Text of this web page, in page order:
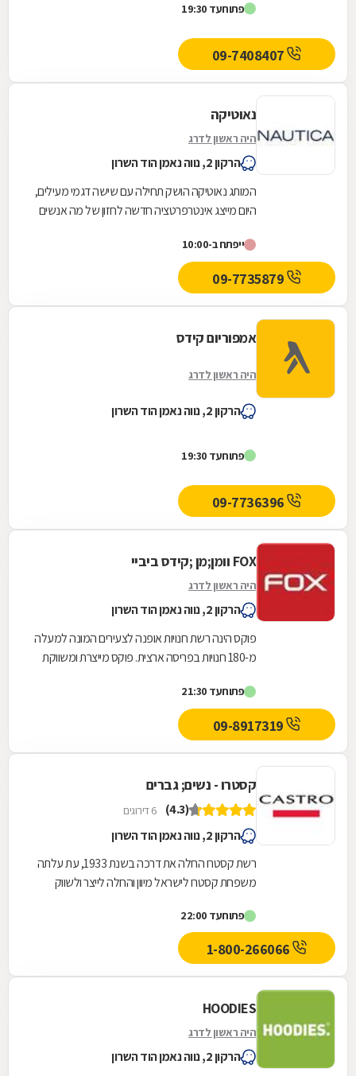
פתוחעד 19:30
09-7408407
נאוטיקה
היה ראשון לדרג
הרקון 2, נווה נאמן הוד השרון
המותג נאוטיקה הושק תחילה עם שישה דגמי מעילים,
היום מייצג אינטרפרטציה חדשה לחזון של מה אנשים
ייפתח ב-10:00
אמפוריום קידס
היה ראשון לדרג
הרקון 2, נווה נאמן הוד השרון
פתוחעד 19:30
09-7736396
FOX וומן;מן ;קידס ביביי
היה ראשון לדרג
הרקון 2, נווה נאמן הוד השרון
פוקס הינה רשת חנויות אופנה לצעירים המונה למעלה
מ-180 חנויות בפריסה ארצית. פוקס מייצרת ומשווקת
פתוחעד 21:30
09-8917319
קסטרו - נשים; גברים
(4.3) 6 דירוגים
הרקון 2, נווה נאמן הוד השרון
רשת קסטרו החלה את דרכה בשנת 1933, עת עלתה
משפחת קסטרו לישראל מיוון והחלה לייצר ולשווק
שנקראה...
פתוחעד 22:00
1-800-266066
HOODIES
היה ראשון לדרג
הרקון 2, נווה נאמן הוד השרון